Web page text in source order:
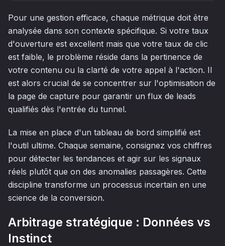
Pour une gestion efficace, chaque métrique doit être
analysée dans son contexte spécifique. Si votre taux
d'ouverture est excellent mais que votre taux de clic
est faible, le problème réside dans la pertinence de
votre contenu ou la clarté de votre appel à l'action. Il
est alors crucial de se concentrer sur l'optimisation de
la page de capture pour garantir un flux de leads
qualifiés dès l'entrée du tunnel.
La mise en place d'un tableau de bord simplifié est
l'outil ultime. Chaque semaine, consignez vos chiffres
pour détecter les tendances et agir sur les signaux
réels plutôt que on des anomalies passagères. Cette
discipline transforme un processus incertain en une
science de la conversion.
Arbitrage stratégique : Données vs
Instinct